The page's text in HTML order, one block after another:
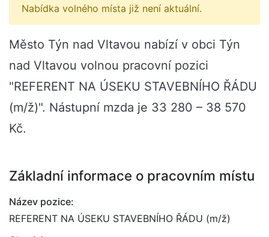
Nabídka volného místa již není aktuální.
Město Týn nad Vltavou nabízí v obci Týn
nad Vltavou volnou pracovní pozici
"REFERENT NA ÚSEKU STAVEBNÍHO ŘÁDU
(m/ž)". Nástupní mzda je 33 280 – 38 570
Kč.
Základní informace o pracovním místu
Název pozice:
REFERENT NA ÚSEKU STAVEBNÍHO ŘÁDU (m/ž)